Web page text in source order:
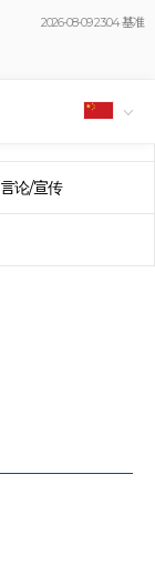
2026-08-09 23:04 基准
言论/宣传